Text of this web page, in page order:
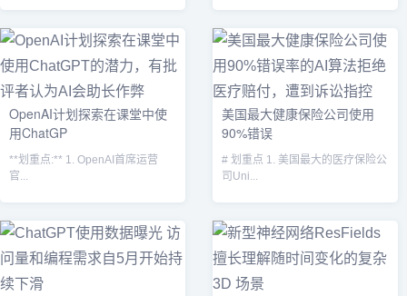
OpenAI计划探索在课堂中使
用ChatGP
**划重点:** 1. OpenAI首席运营
官...
美国最大健康保险公司使用
90%错误
# 划重点 1. 美国最大的医疗保险公
司Uni...